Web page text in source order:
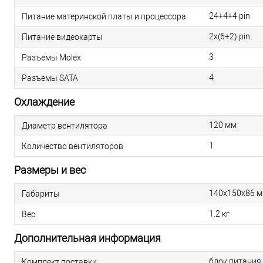
Питание материнской платы и процессора 24+4+4 pin
Питание видеокарты 2х(6+2) pin
Разъемы Molex 3
Разъемы SATA 4
Охлаждение
Диаметр вентилятора 120 мм
Количество вентиляторов 1
Размеры и вес
Габариты 140х150х86
Вес 1.2 кг
Дополнительная информация